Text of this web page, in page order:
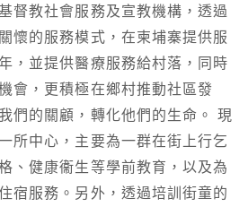
督教社會服務及宣教機構，透過
懷的服務模式，在柬埔寨提供服
，並提供醫療服務給村落，同時
會，更積極在鄉村推動社區發
們的關顧，轉化他們的生命。 現
所中心，主要為一群在街上行乞
、健康衞生等學前教育，以及為
宿服務。另外，透過培訓街童的